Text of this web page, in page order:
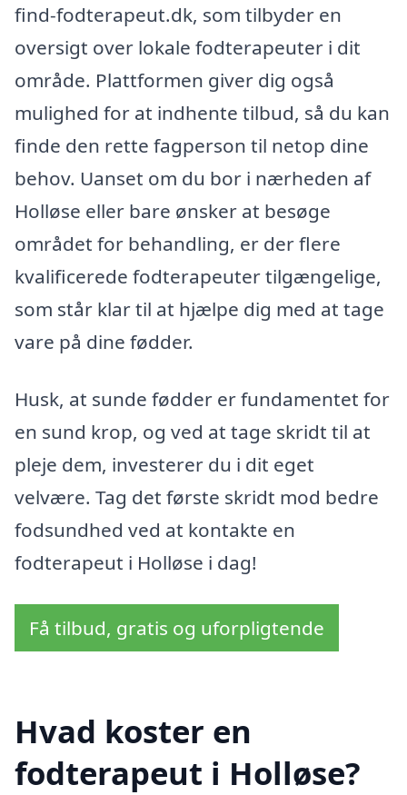
find-fodterapeut.dk, som tilbyder en
oversigt over lokale fodterapeuter i dit
område. Plattformen giver dig også
mulighed for at indhente tilbud, så du kan
finde den rette fagperson til netop dine
behov. Uanset om du bor i nærheden af
Holløse eller bare ønsker at besøge
området for behandling, er der flere
kvalificerede fodterapeuter tilgængelige,
som står klar til at hjælpe dig med at tage
vare på dine fødder.
Husk, at sunde fødder er fundamentet for
en sund krop, og ved at tage skridt til at
pleje dem, investerer du i dit eget
velvære. Tag det første skridt mod bedre
fodsundhed ved at kontakte en
fodterapeut i Holløse i dag!
Få tilbud, gratis og uforpligtende
Hvad koster en
fodterapeut i Holløse?